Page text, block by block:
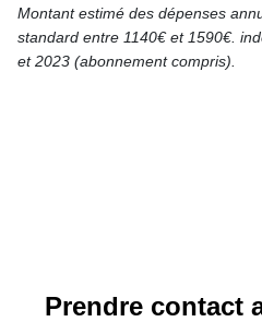
Montant estimé des dépenses
standard entre 1140€ et 1590€.
et 2023 (abonnement compris).
Prendre contact